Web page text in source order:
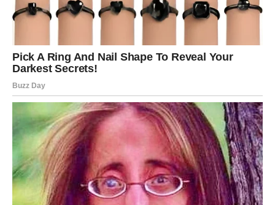
Ne plaši se, ne brine, ne beži — već bira sebe.
Zašto je Bik izabran?
Jer je predugo pokušavao da održi sve u ravnoteži.
Jer je davao više nego što je primao.
Jer je vreme da dobije ono što drugima nesebično daje:
mir, ljubav i sigurnost.